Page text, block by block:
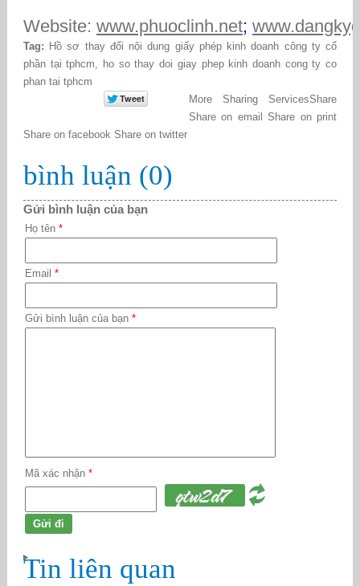
Website: www.phuoclinh.net;
Tag: Hồ sơ thay đổi nội dung giấy phép kinh doanh công ty cổ
phần tại tphcm, ho so thay doi giay phep kinh doanh cong ty co
phan tai tphcm
More Sharing ServicesShare
Share on email
Share on print
Share on facebook Share on twitter
bình luận (0)
Gửi bình luận của bạn
Họ tên *
Email *
Gửi bình luận của bạn *
Mã xác nhận *
Tin liên quan